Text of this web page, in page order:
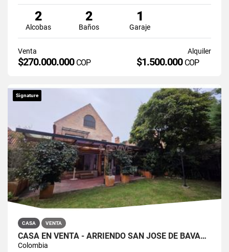
2
Alcobas
2
Baños
1
Garaje
Venta
$270.000.000 COP
Alquiler
$1.500.000 COP
Signature
CASA VENTA
CASA EN VENTA - ARRIENDO SAN JOSÉ DE BAVARIA
Colombia